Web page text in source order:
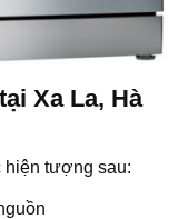
Xa La, Hà
tượng sau: